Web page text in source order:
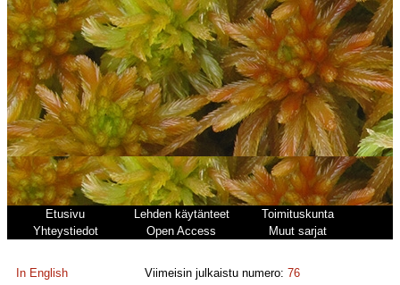
Etusivu Lehden käytänteet
Toimituskunta
Yhteystiedot
Open Access Muut sarjat
In English Viimeisin julkaistu numero:76